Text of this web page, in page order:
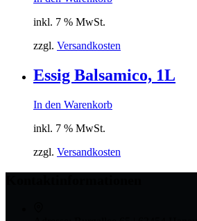
inkl. 7 % MwSt.
zzgl. Versandkosten
Essig Balsamico, 1L
In den Warenkorb
inkl. 7 % MwSt.
zzgl. Versandkosten